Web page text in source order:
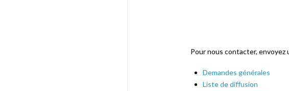
Pour nous contacter, envoyez
Demandes générales
Liste de diffusion